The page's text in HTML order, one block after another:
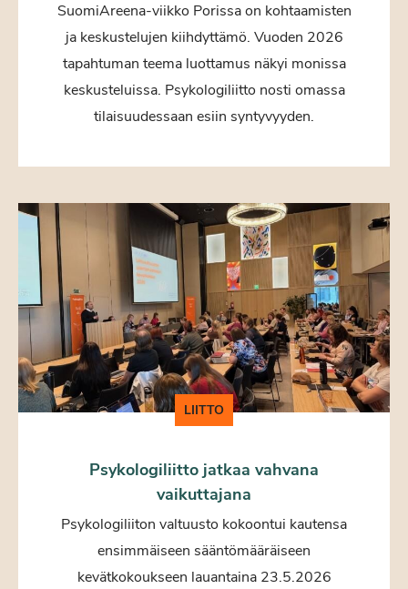
SuomiAreena-viikko Porissa on kohtaamisten
ja keskustelujen kiihdyttämö. Vuoden 2026
tapahtuman teema luottamus näkyi monissa
keskusteluissa. Psykologiliitto nosti omassa
tilaisuudessaan esiin syntyvyyden.
LIITTO
Psykologiliitto jatkaa vahvana
vaikuttajana
Psykologiliiton valtuusto kokoontui kautensa
ensimmäiseen sääntömääräiseen
kevätkokoukseen lauantaina 23.5.2026